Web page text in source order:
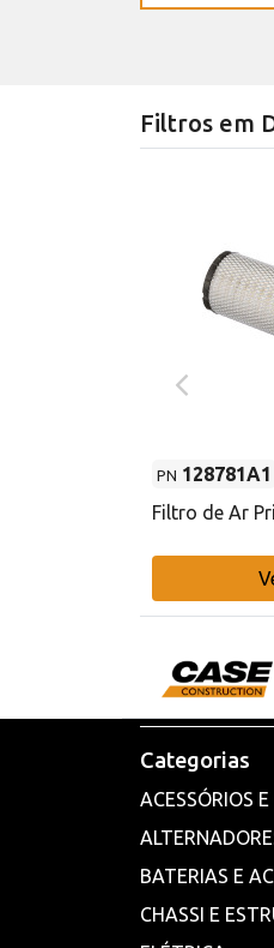
Filtros em
PN 128781A1
Filtro de Ar
Categorias
ACESSÓRIOS
BATERIAS E
CHASSI E